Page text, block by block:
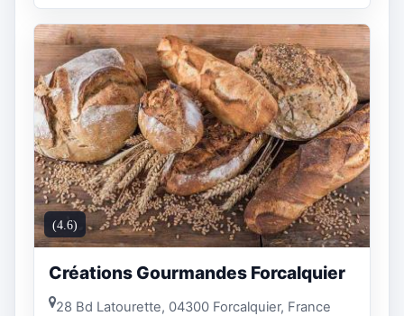
(4.6)
Créations Gourmandes Forcalquier
28 Bd Latourette, 04300 Forcalquier, France